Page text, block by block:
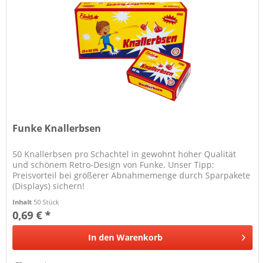
Funke Knallerbsen
50 Knallerbsen pro Schachtel in gewohnt hoher Qualität
und schönem Retro-Design von Funke. Unser Tipp:
Preisvorteil bei größerer Abnahmemenge durch Sparpakete
(Displays) sichern!
Inhalt 50 Stück
0,69 € *
In den Warenkorb